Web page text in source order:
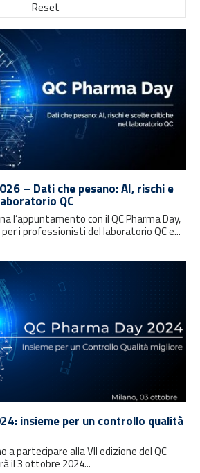
Reset
– Dati che pesano: AI, rischi e
QC
l’appuntamento con il QC Pharma Day,
i professionisti del laboratorio QC e...
insieme per un controllo qualità
a partecipare alla VII edizione del QC
il 3 ottobre 2024...